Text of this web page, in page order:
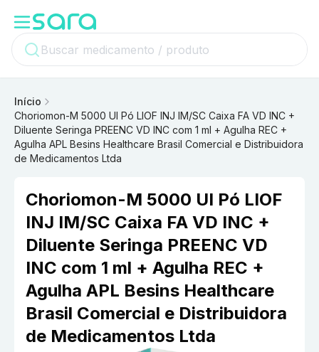
Início
Choriomon-M 5000 UI Pó LIOF INJ IM/SC Caixa FA VD INC +
Diluente Seringa PREENC VD INC com 1 ml + Agulha REC +
Agulha APL Besins Healthcare Brasil Comercial e Distribuidora
de Medicamentos Ltda
Choriomon-M 5000 UI Pó LIOF
INJ IM/SC Caixa FA VD INC +
Diluente Seringa PREENC VD
INC com 1 ml + Agulha REC +
Agulha APL Besins Healthcare
Brasil Comercial e Distribuidora
de Medicamentos Ltda